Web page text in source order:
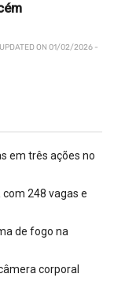
ON 01/02/2026 -
em três ações no
248 vagas e
de fogo na
corporal